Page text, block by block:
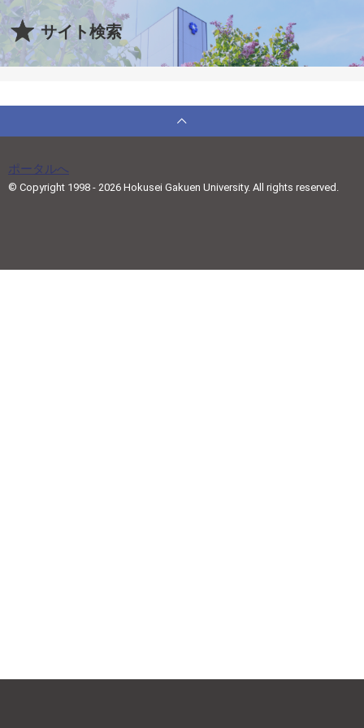
サイト検索
ポータルへ
© Copyright 1998 - 2026 Hokusei Gakuen University. All rights reserved.